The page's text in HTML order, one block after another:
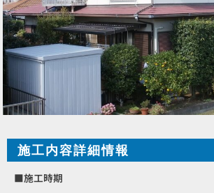
施工内容詳細情報
■施工時期